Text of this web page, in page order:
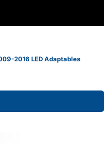
2016 LED Adaptables